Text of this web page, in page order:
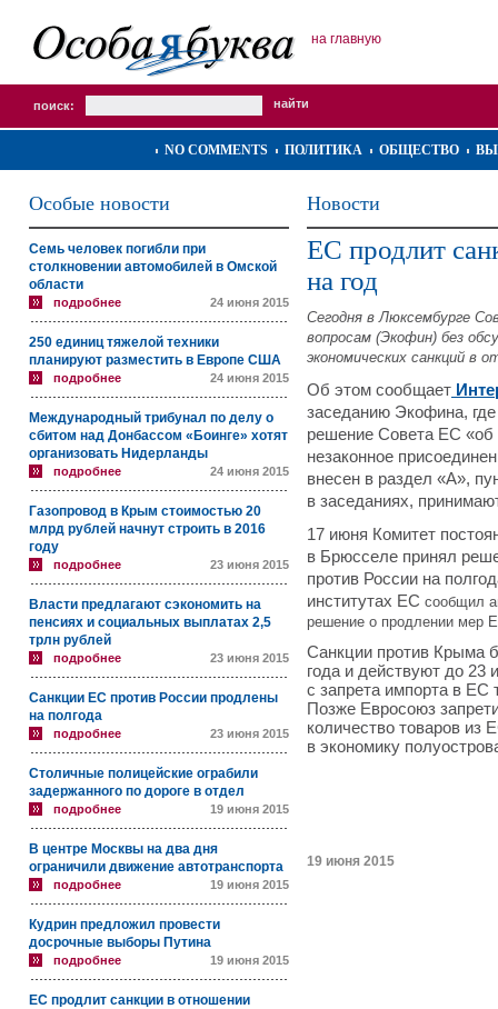
на главную
поиск:
NO COMMENTS ПОЛИТИКА ОБЩЕСТВО
Особые новости
Семь человек погибли при
столкновении автомобилей в Омской
области
подробнее 24 июня 2015
250 единиц тяжелой техники
планируют разместить в Европе США
подробнее 24 июня 2015
Международный трибунал по делу о
сбитом над Донбассом «Боинге» хотят
организовать Нидерланды
подробнее 24 июня 2015
Газопровод в Крым стоимостью 20
млрд рублей начнут строить в 2016
году
подробнее 23 июня 2015
Власти предлагают сэкономить на
пенсиях и социальных выплатах 2,5
трлн рублей
подробнее 23 июня 2015
Санкции ЕС против России продлены
на полгода
подробнее 23 июня 2015
Столичные полицейские ограбили
задержанного по дороге в отдел
подробнее 19 июня 2015
В центре Москвы на два дня
ограничили движение автотранспорта
подробнее 19 июня 2015
Кудрин предложил провести
досрочные выборы Путина
подробнее 19 июня 2015
ЕС продлит санкции в отношении
Новости
ЕС продлит
на год
Сегодня в Люксембурге
вопросам (Экофин) без
экономических санкций в
Об этом сообщает
заседанию Экофина,
решение Совета ЕС «об
незаконное
внесен в раздел «А»,
в заседаниях,
17 июня Комитет
в Брюсселе принял
против России на
институтах ЕС сообщил
решение о продлении мер
Санкции против Крыма
года и действуют до 23
с запрета импорта в ЕС
Позже Евросоюз
количество товаров из
в экономику
19 июня 2015